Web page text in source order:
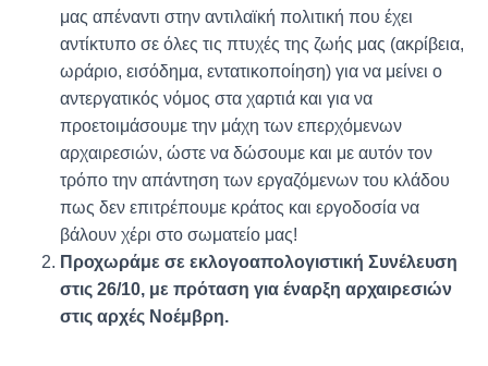
μας απέναντι στην αντιλαϊκή πολιτική που έχει
αντίκτυπο σε όλες τις πτυχές της ζωής μας (ακρίβεια,
ωράριο, εισόδημα, εντατικοποίηση) για να μείνει ο
αντεργατικός νόμος στα χαρτιά και για να
προετοιμάσουμε την μάχη των επερχόμενων
αρχαιρεσιών, ώστε να δώσουμε και με αυτόν τον
τρόπο την απάντηση των εργαζόμενων του κλάδου
πως δεν επιτρέπουμε κράτος και εργοδοσία να
βάλουν χέρι στο σωματείο μας!
Προχωράμε σε εκλογοαπολογιστική Συνέλευση
στις 26/10, με πρόταση για έναρξη αρχαιρεσιών
στις αρχές Νοέμβρη.